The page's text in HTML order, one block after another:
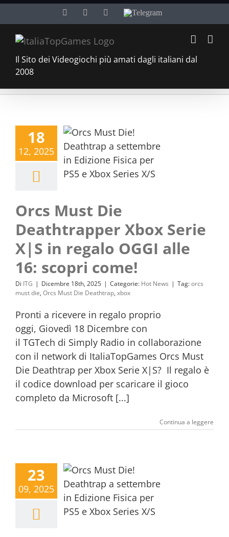
al
contenuto
FacebookTwitter YouTubeTelegram
Il Sito dei Videogiochi più amati dagli italiani dal
2008
18
12, 2025
Orcs Must Die
Deathtrapper Xbox Serie
X|S in regalo OGGI alle
16: scopri come!
Di ITG | Dicembre 18th, 2025 | Categorie: Hot News | Tag:orcs
must die, Orcs Must Die Deathtrap, xbox
Pronti a ricevere in regalo proprio
oggi, Giovedì 18 Dicembre con
il TGTech di Simply Radio in collaborazione
con il network di ItaliaTopGames Orcs Must
Die Deathtrap per Xbox Serie X|S? Il regalo è
il codice download per scaricare il gioco
completo da Microsoft [...]
Continua a leggere
23
09, 2025